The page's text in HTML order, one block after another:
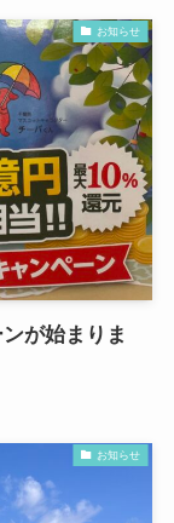
お知らせ
が始まりま
お知らせ